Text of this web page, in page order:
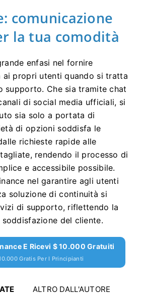
comunicazione
la tua comodità
enfasi nel fornire
propri utenti quando si tratta
supporto. Che sia tramite chat
di social media ufficiali, si
sia solo a portata di
di opzioni soddisfa le
richieste rapide alle
rendendo il processo di
e accessibile possibile.
nel garantire agli utenti
soluzione di continuità si
di supporto, riflettendo la
del cliente.
E Ricevi $ 10.000 Gratuiti
Gratis Per I Principianti
ALTRO DALL'AUTORE